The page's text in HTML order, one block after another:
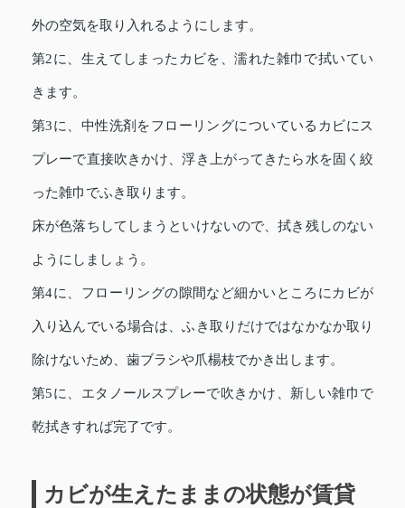
外の空気を取り入れるようにします。
第2に、生えてしまったカビを、濡れた雑巾で拭いてい
きます。
第3に、中性洗剤をフローリングについているカビにス
プレーで直接吹きかけ、浮き上がってきたら水を固く絞
った雑巾でふき取ります。
床が色落ちしてしまうといけないので、拭き残しのない
ようにしましょう。
第4に、フローリングの隙間など細かいところにカビが
入り込んでいる場合は、ふき取りだけではなかなか取り
除けないため、歯ブラシや爪楊枝でかき出します。
第5に、エタノールスプレーで吹きかけ、新しい雑巾で
乾拭きすれば完了です。
カビが生えたままの状態が賃貸